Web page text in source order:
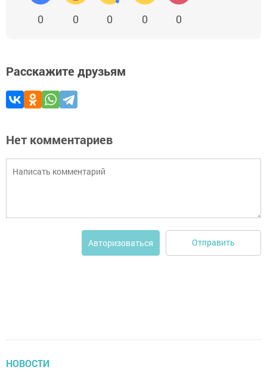
0 0 0 0 0
Расскажите друзьям
Нет комментариев
Авторизоваться Отправить
НОВОСТИ